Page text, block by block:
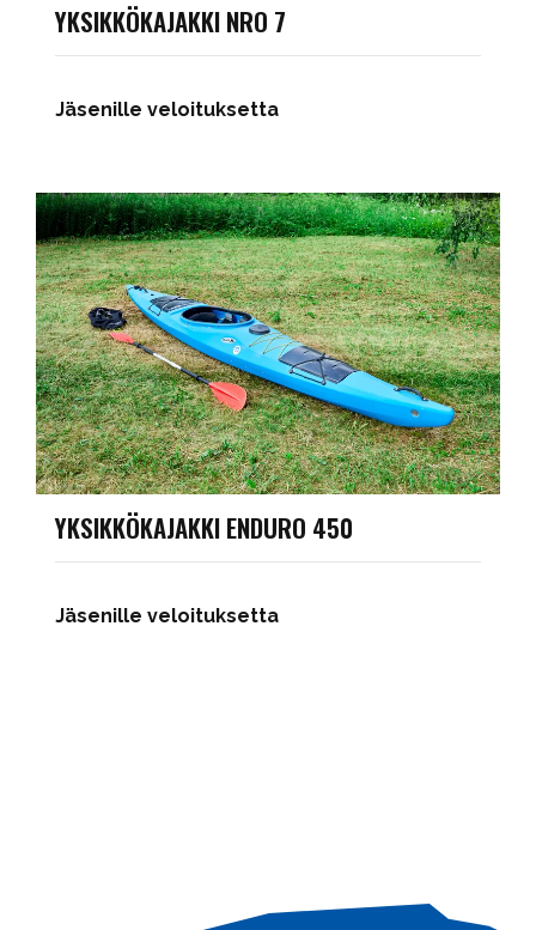
YKSIKKÖKAJAKKI NRO 7
Jäsenille veloituksetta
YKSIKKÖKAJAKKI ENDURO 450
Jäsenille veloituksetta